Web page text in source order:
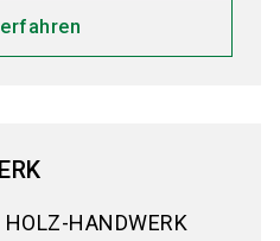
HANDWERK